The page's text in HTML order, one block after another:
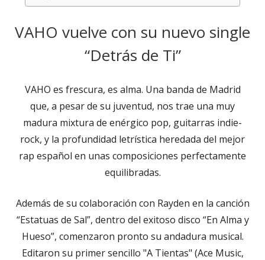
VAHO vuelve con su nuevo single
“Detrás de Ti”
VAHO es frescura, es alma. Una banda de Madrid
que, a pesar de su juventud, nos trae una muy
madura mixtura de enérgico pop, guitarras indie-
rock, y la profundidad letrística heredada del mejor
rap español en unas composiciones perfectamente
equilibradas.
Además de su colaboración con Rayden en la canción
“Estatuas de Sal”, dentro del exitoso disco “En Alma y
Hueso”, comenzaron pronto su andadura musical.
Editaron su primer sencillo "A Tientas" (Ace Music,